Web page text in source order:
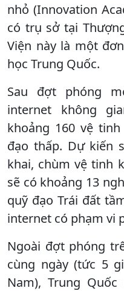
nhỏ (Innovation
có trụ sở tại
Viện này là một
học Trung Quốc.
Sau đợt phóng
internet không
khoảng 160 vệ
đạo thấp. Dự kiến
khai, chùm vệ tinh
sẽ có khoảng 13
quỹ đạo Trái đất
internet có phạm vi
Ngoài đợt phóng
cùng ngày (tức 5
Nam), Trung